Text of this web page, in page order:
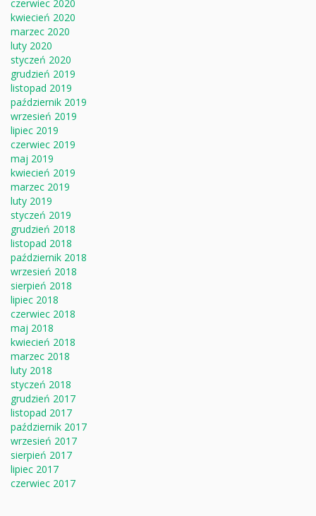
czerwiec 2020
kwiecień 2020
marzec 2020
luty 2020
styczeń 2020
grudzień 2019
listopad 2019
październik 2019
wrzesień 2019
lipiec 2019
czerwiec 2019
maj 2019
kwiecień 2019
marzec 2019
luty 2019
styczeń 2019
grudzień 2018
listopad 2018
październik 2018
wrzesień 2018
sierpień 2018
lipiec 2018
czerwiec 2018
maj 2018
kwiecień 2018
marzec 2018
luty 2018
styczeń 2018
grudzień 2017
listopad 2017
październik 2017
wrzesień 2017
sierpień 2017
lipiec 2017
czerwiec 2017